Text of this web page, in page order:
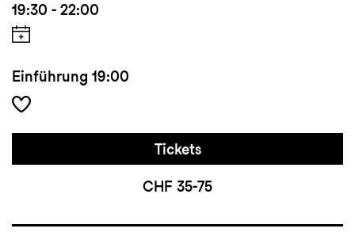
19:30 - 22:00
Einführung 19:00
Tickets
CHF 35-75